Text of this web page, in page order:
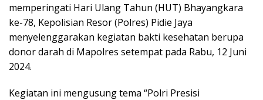
memperingati Hari Ulang Tahun (HUT) Bhayangkara
ke-78, Kepolisian Resor (Polres) Pidie Jaya
menyelenggarakan kegiatan bakti kesehatan berupa
donor darah di Mapolres setempat pada Rabu, 12 Juni
2024.
Kegiatan ini mengusung tema “Polri Presisi